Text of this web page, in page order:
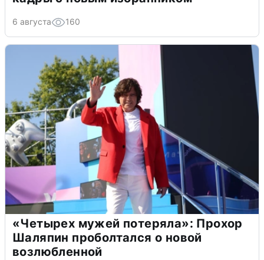
6 августа 160
«Четырех мужей потеряла»: Прохор
Шаляпин проболтался о новой
возлюбленной